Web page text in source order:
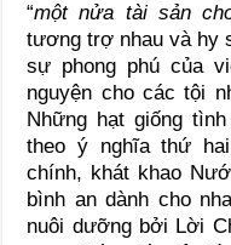
“một nửa tài sản
tương trợ nhau và hy
sự phong phú của
nguyện cho các tội
Những hạt giống
theo ý nghĩa thứ
chính, khát khao
bình an dành cho
nuôi dưỡng bởi Lời